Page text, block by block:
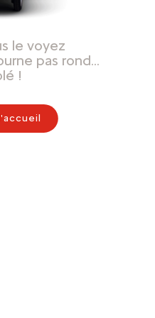
le voyez
pas rond…
!